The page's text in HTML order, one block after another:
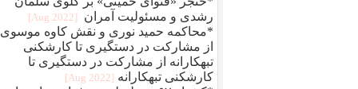
رشدی و مسئولیت آمران
[2022 Aug]
*محاکمه حمید نوری و نقش کاوه
از مشارکت در دستگیری تا کارشکنی
تبهکارانه از مشارکت در دستگیری تا
کارشکنی تبهکارانه [2022 Aug]